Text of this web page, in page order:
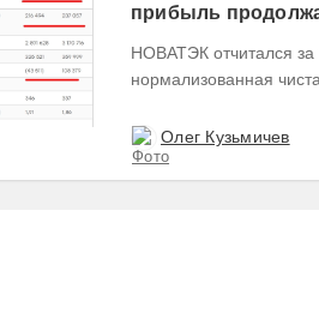
прибыль
НОВАТЭК отчитался
нормализованная
Олег Кузьмичев